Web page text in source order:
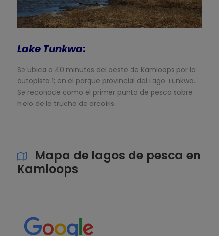
Lake Tunkwa:
Se ubica a 40 minutos del oeste de Kamloops por la
autopista 1; en el parque provincial del Lago Tunkwa.
Se reconoce como el primer punto de pesca sobre
hielo de la trucha de arcoíris.
Mapa de lagos de pesca en
Kamloops